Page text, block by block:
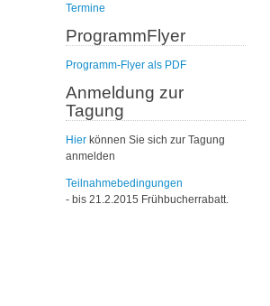
Termine
ProgrammFlyer
Programm-Flyer als PDF
Anmeldung zur
Tagung
Hier können Sie sich zur Tagung
anmelden
Teilnahmebedingungen
- bis 21.2.2015 Frühbucherrabatt.